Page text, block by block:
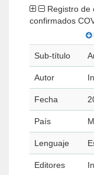
confirmados
Sub-título
Autor
Fecha
País
Lenguaje
Editores